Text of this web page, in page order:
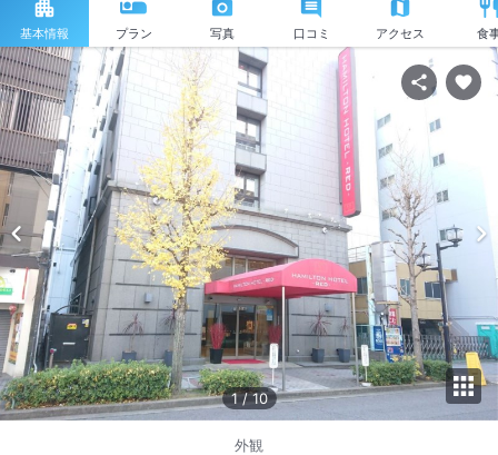
基本情報 プラン 写真 口コミ アクセス 食
1 /10
外観